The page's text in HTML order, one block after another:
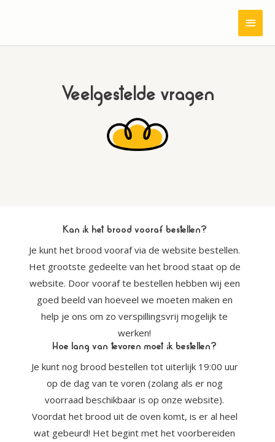
Veelgestelde vragen
Kan ik het brood vooraf bestellen?
Je kunt het brood vooraf via de website bestellen.
Het grootste gedeelte van het brood staat op de
website. Door vooraf te bestellen hebben wij een
goed beeld van hoeveel we moeten maken en
help je ons om zo verspillingsvrij mogelijk te
werken!
Hoe lang van tevoren moet ik bestellen?
Je kunt nog brood bestellen tot uiterlijk 19:00 uur
op de dag van te voren (zolang als er nog
voorraad beschikbaar is op onze website).
Voordat het brood uit de oven komt, is er al heel
wat gebeurd! Het begint met het voorbereiden